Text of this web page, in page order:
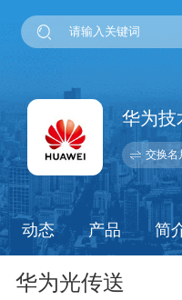
华为技
交换名
动态 产品 简
华为光传送